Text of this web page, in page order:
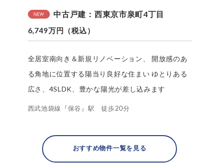
中古戸建：西東京市泉町4丁目
6,749万円（税込）
全居室南向き＆新規リノベーション、 開放感のあ
る角地に位置する陽当り良好な住まい ゆとりある
広さ、4SLDK、豊かな陽光が差し込みます
西武池袋線『保谷』駅 徒歩20分
おすすめ物件一覧を見る